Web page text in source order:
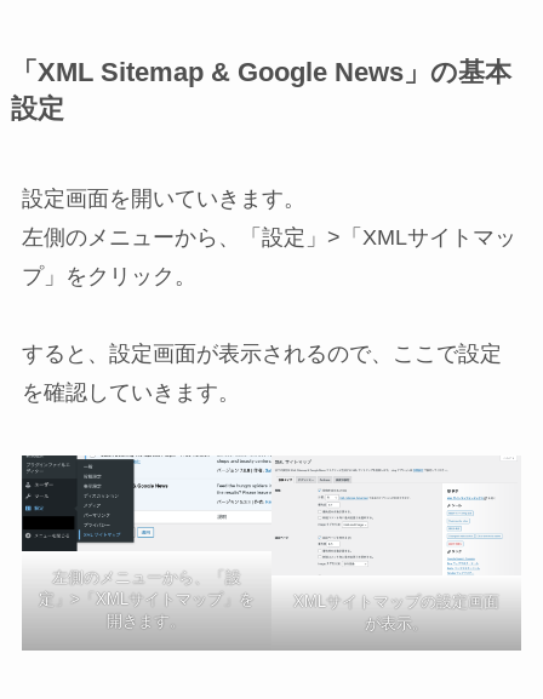
「XML Sitemap & Google News」の基本
設定
設定画面を開いていきます。
左側のメニューから、「設定」>「XMLサイトマッ
プ」をクリック。
すると、設定画面が表示されるので、ここで設定
を確認していきます。
左側のメニューから、「設
定」>「XMLサイトマップ」を
開きます。
XMLサイトマップの設定画面
が表示。